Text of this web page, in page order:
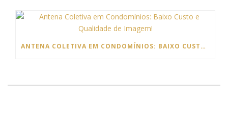
ANTENA COLETIVA EM CONDOMÍNIOS: BAIXO CUSTO E QUALIDADE DE IMAGEM!